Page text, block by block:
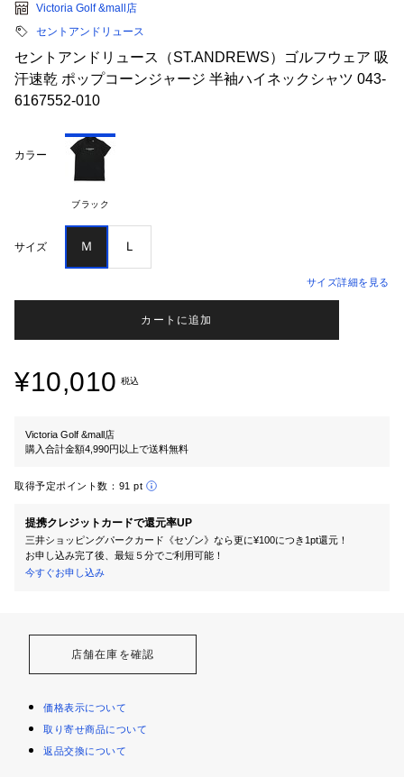
Victoria Golf &mall店
セントアンドリュース
セントアンドリュース（ST.ANDREWS）ゴルフウェア 吸
汗速乾 ポップコーンジャージ 半袖ハイネックシャツ 043-
6167552-010
カラー
ブラック
サイズ Ｍ Ｌ
サイズ詳細を見る
カートに追加
¥10,010 税込
Victoria Golf &mall店
購入合計金額4,990円以上で送料無料
取得予定ポイント数： 91 pt
提携クレジットカードで還元率UP
三井ショッピングパークカード《セゾン》なら更に¥100につき1pt還元！
お申し込み完了後、最短５分でご利用可能！
今すぐお申し込み
店舗在庫を確認
価格表示について
取り寄せ商品について
返品交換について